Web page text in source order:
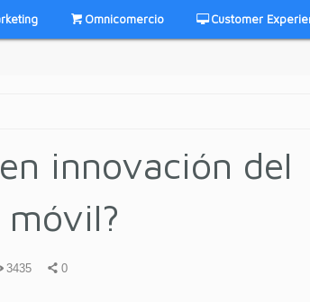
Omnicomercio Customer
innovación del
3435 0